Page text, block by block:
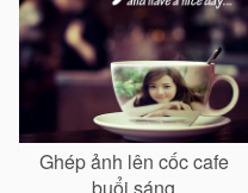
Ghép ảnh lên cốc cafe
buổi sáng